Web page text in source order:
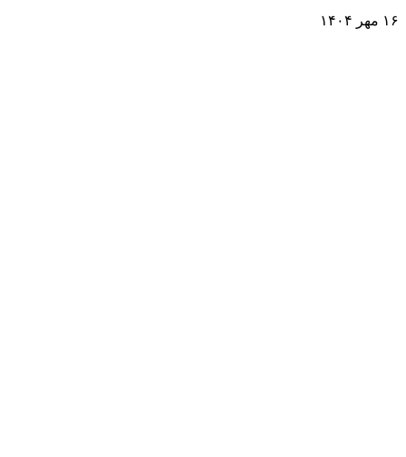
۱۶ مهر ۱۴۰۴